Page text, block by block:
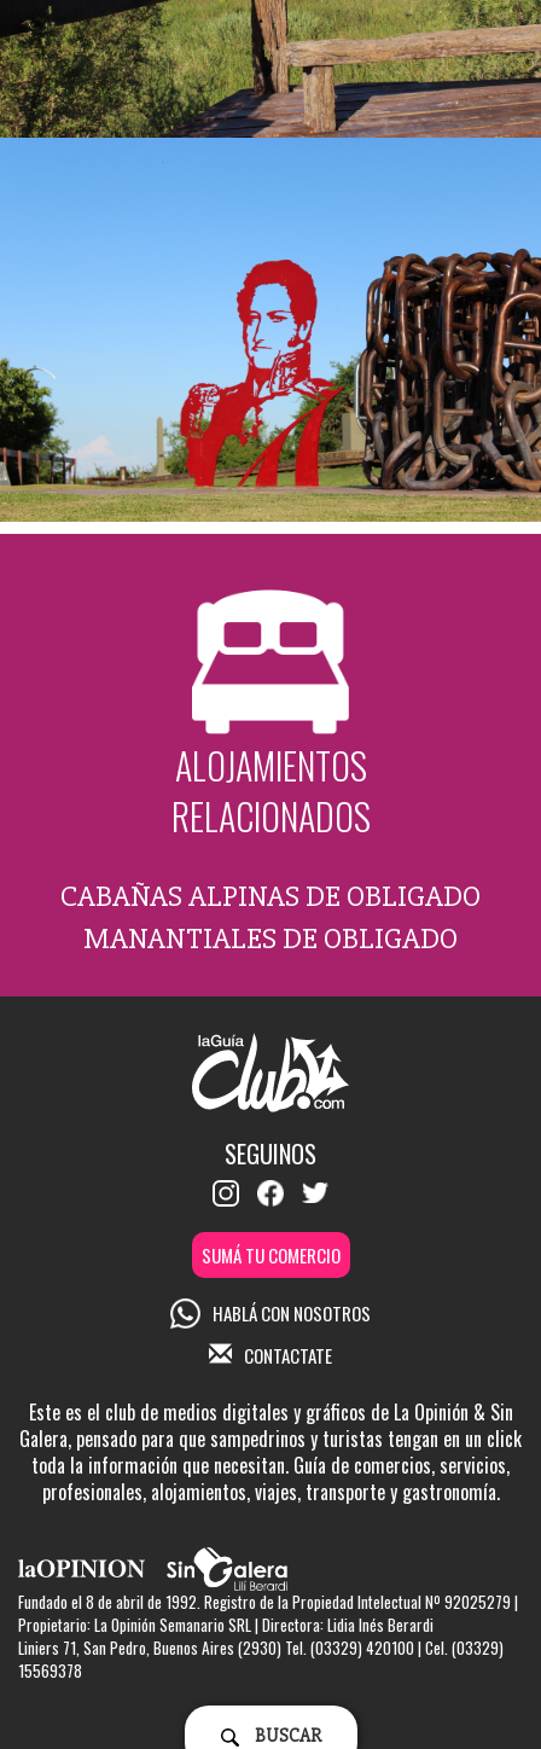
ALOJAMIENTOS
RELACIONADOS
CABAÑAS ALPINAS DE OBLIGADO
MANANTIALES DE OBLIGADO
SEGUINOS
SUMÁ TU COMERCIO
HABLÁ CON NOSOTROS
CONTACTATE
Este es el club de medios digitales y gráficos de La Opinión & Sin
Galera, pensado para que sampedrinos y turistas tengan en un click
toda la información que necesitan. Guía de comercios, servicios,
profesionales, alojamientos, viajes, transporte y gastronomía.
Fundado el 8 de abril de 1992. Registro de la Propiedad Intelectual Nº 92025279 |
Propietario: La Opinión Semanario SRL | Directora: Lidia Inés Berardi
Liniers 71, San Pedro, Buenos Aires (2930) Tel. (03329) 420100 | Cel. (03329)
15569378
BUSCAR